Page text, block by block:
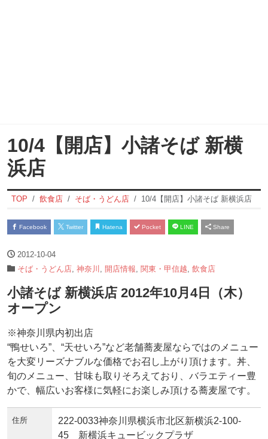
10/4【開店】小諸そば 新横
浜店
TOP 飲食店 そば・うどん店 10/4【開店】小諸そば 新横浜店
Facebook Twitter Hatena Pocket LINE Share
2012-10-04
そば・うどん店 神奈川 開店情報 関東・甲信越 飲食店
小諸そば 新横浜店 2012年10月4日（木）
オープン
※神奈川県内初出店
“鴨せいろ”、“天せいろ”など老舗蕎麦屋ならではのメニュー
を大変リーズナブルな価格でお召し上がり頂けます。丼、
旬のメニュー、甘味も取りそろえており、バラエティー豊
かで、幅広いお客様に気軽にお楽しみ頂ける蕎麦屋です。
住所
222-0033神奈川県横浜市北区新横浜2-100-
45 新横浜キュービックプラザ